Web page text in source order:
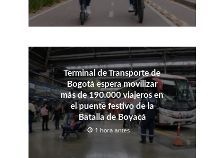
Terminal de Transporte de
Bogotá espera movilizar
más de 190.000 viajeros en
el puente festivo de la
Batalla de Boyacá
1 hora antes